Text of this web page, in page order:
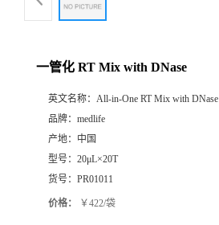
一管化 RT Mix with DNase
英文名称： All-in-One RT Mix with DNase
品牌： medlife
产地： 中国
型号： 20μL×20T
货号： PR01011
价格： ￥422/袋